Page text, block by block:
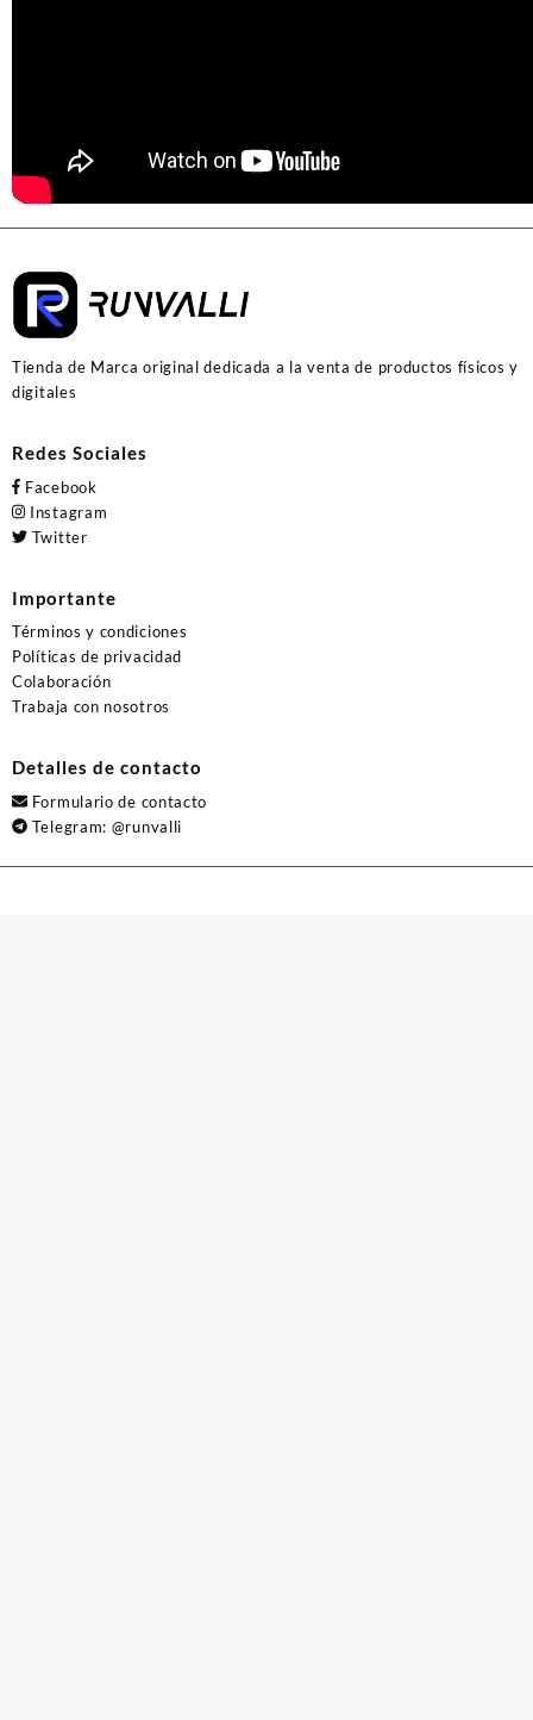
Tienda de Marca original dedicada a la venta de productos físicos y
digitales
Redes Sociales
Facebook
Instagram
Twitter
Importante
Términos y condiciones
Políticas de privacidad
Colaboración
Trabaja con nosotros
Detalles de contacto
Formulario de contacto
Telegram: @runvalli